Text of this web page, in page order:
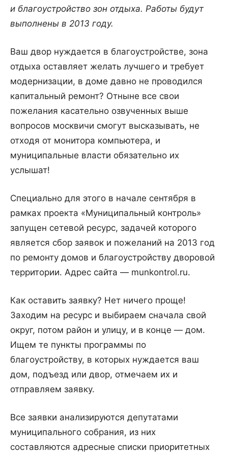
и благоустройство зон отдыха. Работы будут
выполнены в 2013 году.
Ваш двор нуждается в благоустройстве, зона
отдыха оставляет желать лучшего и требует
модернизации, в доме давно не проводился
капитальный ремонт? Отныне все свои
пожелания касательно озвученных выше
вопросов москвичи смогут высказывать, не
отходя от монитора компьютера, и
муниципальные власти обязательно их
услышат!
Специально для этого в начале сентября в
рамках проекта «Муниципальный контроль»
запущен сетевой ресурс, задачей которого
является сбор заявок и пожеланий на 2013 год
по ремонту домов и благоустройству дворовой
территории. Адрес сайта — munkontrol.ru.
Как оставить заявку? Нет ничего проще!
Заходим на ресурс и выбираем сначала свой
округ, потом район и улицу, и в конце — дом.
Ищем те пункты программы по
благоустройству, в которых нуждается ваш
дом, подъезд или двор, отмечаем их и
отправляем заявку.
Все заявки анализируются депутатами
муниципального собрания, из них
составляются адресные списки приоритетных